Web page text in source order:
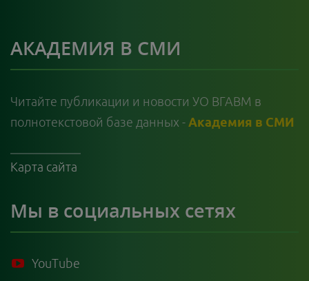
АКАДЕМИЯ В СМИ
Читайте публикации и новости УО ВГАВМ в
полнотекстовой базе данных - Академия в СМИ
Карта сайта
Мы в социальных сетях
YouTube